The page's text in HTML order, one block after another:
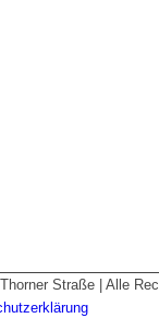
Straße | Alle